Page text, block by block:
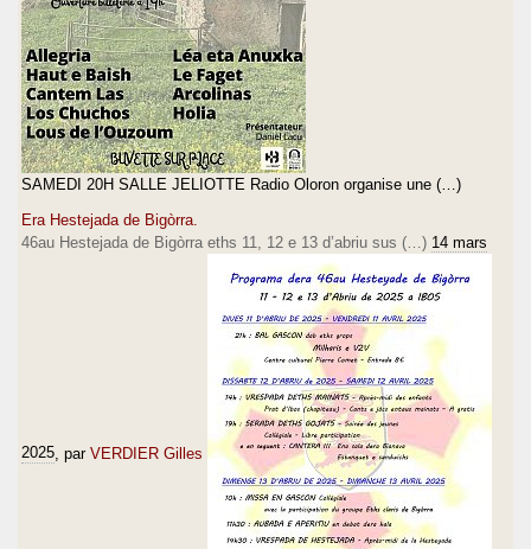
SAMEDI 20H SALLE JELIOTTE Radio Oloron organise une (…)
Era Hestejada de Bigòrra.
46au Hestejada de Bigòrra eths 11, 12 e 13 d’abriu sus (…) 14 mars
2025 , par VERDIER Gilles